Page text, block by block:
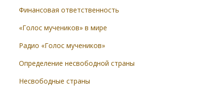
Финансовая ответственность
«Голос мучеников» в мире
Радио «Голос мучеников»
Определение несвободной страны
Несвободные страны